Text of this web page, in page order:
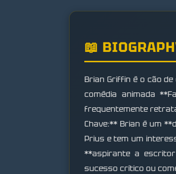
📖
Brian Griffin é o cão
comédia animada
frequentemente
Chave:** Brian é um
Prius e tem um
**aspirante a
sucesso crítico ou